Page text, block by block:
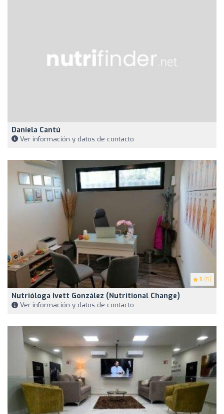
Daniela Cantú
Ver información y datos de contacto
5 (5)
Nutrióloga Ivett González (Nutritional Change)
Ver información y datos de contacto